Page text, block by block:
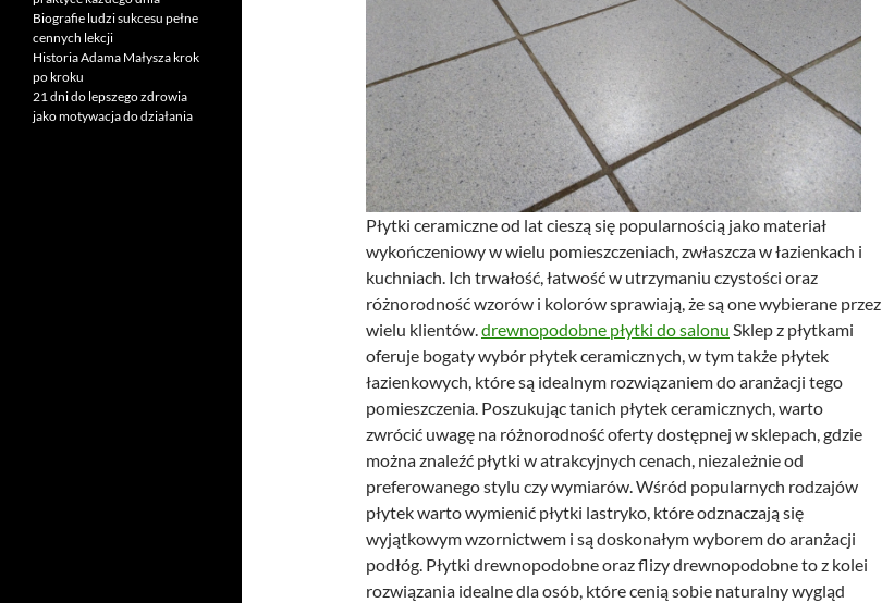
Płytki ceramiczne od lat cieszą się popularnością jako materiał
wykończeniowy w wielu pomieszczeniach, zwłaszcza w łazienkach i
kuchniach. Ich trwałość, łatwość w utrzymaniu czystości oraz
różnorodność wzorów i kolorów sprawiają, że są one wybierane przez
wielu klientów.drewnopodobne płytki do salonu Sklep z płytkami
oferuje bogaty wybór płytek ceramicznych, w tym także płytek
łazienkowych, które są idealnym rozwiązaniem do aranżacji tego
pomieszczenia. Poszukując tanich płytek ceramicznych, warto
zwrócić uwagę na różnorodność oferty dostępnej w sklepach, gdzie
można znaleźć płytki w atrakcyjnych cenach, niezależnie od
preferowanego stylu czy wymiarów. Wśród popularnych rodzajów
płytek warto wymienić płytki lastryko, które odznaczają się
wyjątkowym wzornictwem i są doskonałym wyborem do aranżacji
podłóg. Płytki drewnopodobne oraz flizy drewnopodobne to z kolei
rozwiązania idealne dla osób, które cenią sobie naturalny wygląd
Biografie ludzi sukcesu pełne
cennych lekcji
Historia Adama Małysza krok
po kroku
21 dni do lepszego zdrowia
jako motywacja do działania